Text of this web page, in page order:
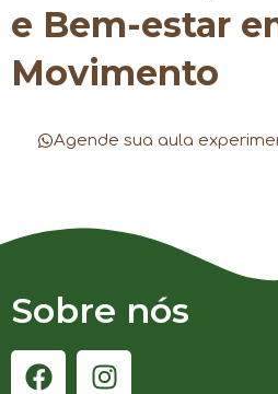
e Bem-estar
Movimento
Agende sua aula
Sobre nós